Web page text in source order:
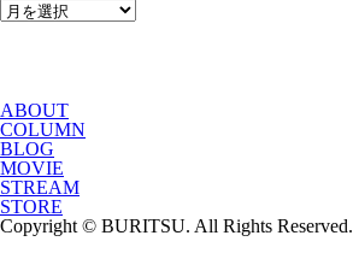
ABOUT
COLUMN
BLOG
MOVIE
STREAM
STORE
Copyright © BURITSU. All Rights Reserved.